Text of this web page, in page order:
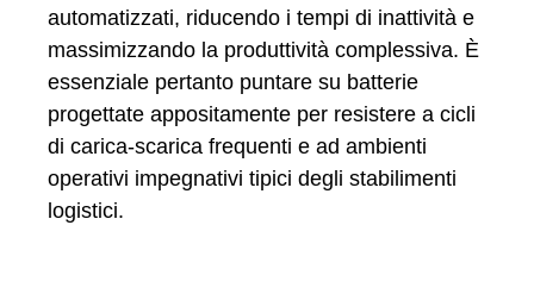
automatizzati, riducendo i tempi di inattività e
massimizzando la produttività complessiva. È
essenziale pertanto puntare su batterie
progettate appositamente per resistere a cicli
di carica-scarica frequenti e ad ambienti
operativi impegnativi tipici degli stabilimenti
logistici.